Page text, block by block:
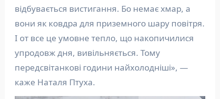
відбувається вистигання. Бо немає хмар, а
вони як ковдра для приземного шару повітря.
І от все це умовне тепло, що накопичилися
упродовж дня, вивільняється. Тому
передсвітанкові години найхолодніші», —
каже Наталя Птуха.